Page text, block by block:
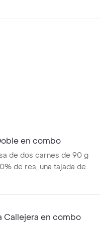
callejera, cebolla picada,
en combo
de dos carnes de 90 g
de res, una tajada de
papas callejera,
Callejera en combo